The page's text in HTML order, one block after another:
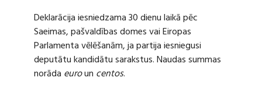
Deklarācija iesniedzama 30 dienu laikā pēc
Saeimas, pašvaldības domes vai Eiropas
Parlamenta vēlēšanām, ja partija iesniegusi
deputātu kandidātu sarakstus. Naudas summas
norāda euroun centos.